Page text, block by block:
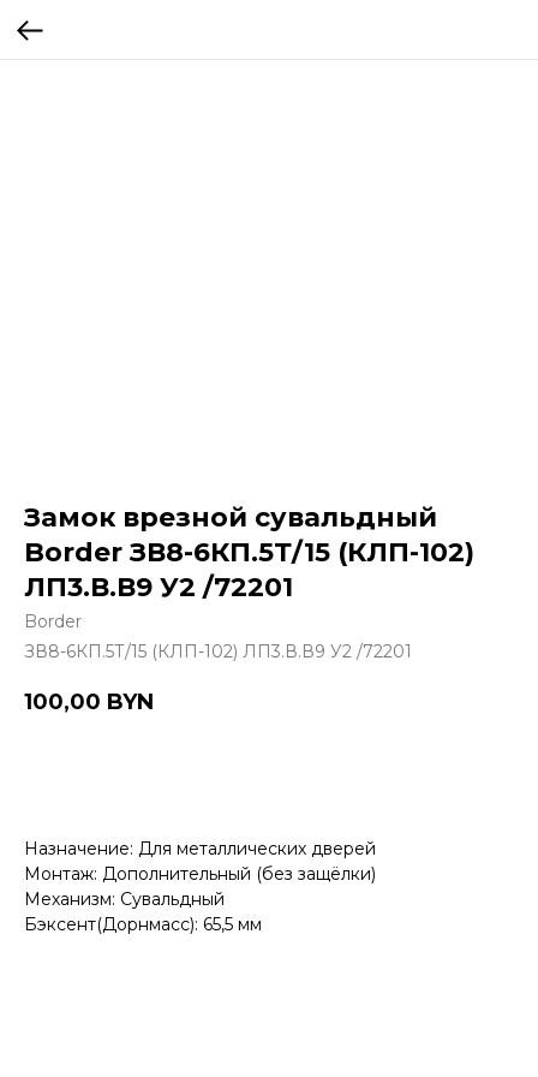
Замок врезной сувальдный
Border ЗВ8-6КП.5Т/15 (КЛП-102)
ЛП3.В.В9 У2 /72201
Border
ЗВ8-6КП.5Т/15 (КЛП-102) ЛП3.В.В9 У2 /72201
100,00 BYN
Назначение: Для металлических дверей
Монтаж: Дополнительный (без защёлки)
Механизм: Сувальдный
Бэксент(Дорнмасс): 65,5 мм